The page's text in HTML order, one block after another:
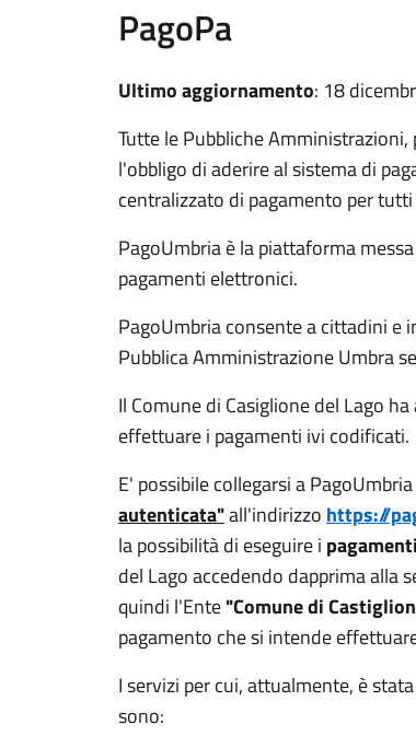
PagoPa
Ultimo aggiornamento: 18
Tutte le Pubbliche
l'obbligo di aderire al sistema di
centralizzato di pagamento per
PagoUmbria è la piattaforma
pagamenti elettronici.
PagoUmbria consente a cittadini e
Pubblica Amministrazione Umbra
Il Comune di Casiglione del Lago
effettuare i pagamenti ivi codificati.
E' possibile collegarsi a
autenticata"all'indirizzo https://
la possibilità di eseguire i
del Lago accedendo dapprima alla
quindi l'Ente"Comune di
pagamento che si intende
I servizi per cui, attualmente, è
sono: